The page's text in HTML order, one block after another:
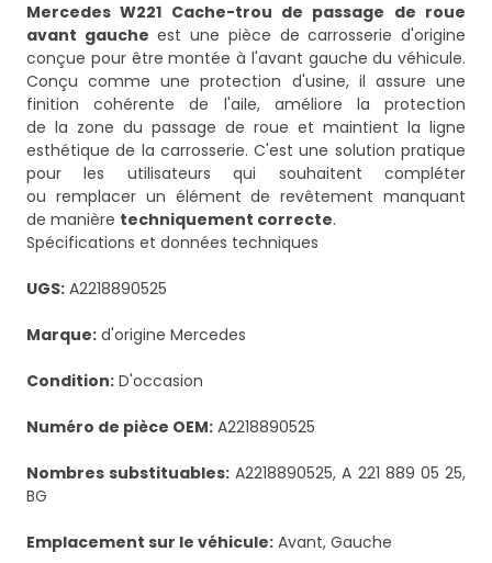
Mercedes W221 Cache-trou de passage de roue
avant gauche est une pièce de carrosserie d'origine
conçue pour être montée à l'avant gauche du véhicule.
Conçu comme une protection d'usine, il assure une
finition cohérente de l'aile, améliore la protection
de la zone du passage de roue et maintient la ligne
esthétique de la carrosserie. C'est une solution pratique
pour les utilisateurs qui souhaitent compléter
ou remplacer un élément de revêtement manquant
de manière techniquement correcte.
Spécifications et données techniques
UGS: A2218890525
Marque: d'origine Mercedes
Condition: D'occasion
Numéro de pièce OEM: A2218890525
Nombres substituables: A2218890525, A 221 889 05 25,
BG
Emplacement sur le véhicule: Avant, Gauche